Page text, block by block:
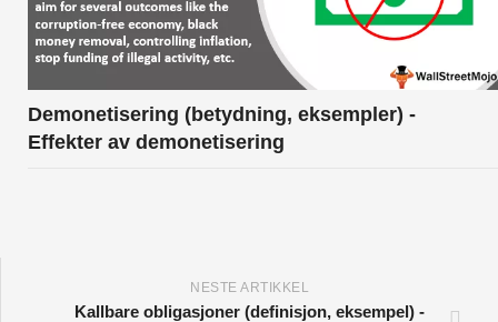
Demonetisering (betydning, eksempler) -
Effekter av demonetisering
NESTE ARTIKKEL
Kallbare obligasjoner (definisjon, eksempel) -